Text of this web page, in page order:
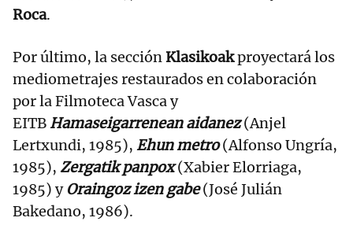
Roca.
Por último, la secciónKlasikoakproyectará los
mediometrajes restaurados en colaboración
por la Filmoteca Vasca y
EITB Hamaseigarrenean aidanez(Anjel
Lertxundi, 1985), Ehun metro(Alfonso Ungría,
1985), Zergatik panpox(Xabier Elorriaga,
1985) y Oraingoz izen gabe(José Julián
Bakedano, 1986).